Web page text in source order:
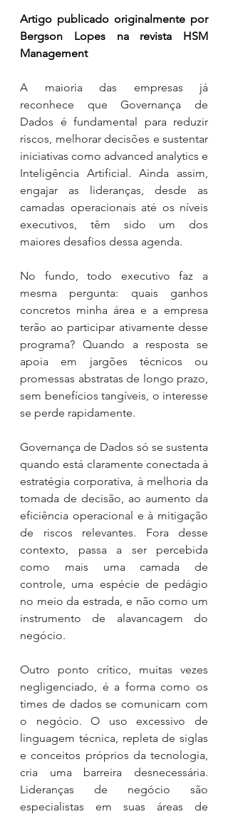
Artigo publicado originalmente por
Bergson Lopes na revista HSM
Management
A maioria das empresas já
reconhece que Governança de
Dados é fundamental para reduzir
riscos, melhorar decisões e sustentar
iniciativas como advanced analytics e
Inteligência Artificial. Ainda assim,
engajar as lideranças, desde as
camadas operacionais até os níveis
executivos, têm sido um dos
maiores desafios dessa agenda.
No fundo, todo executivo faz a
mesma pergunta: quais ganhos
concretos minha área e a empresa
terão ao participar ativamente desse
programa? Quando a resposta se
apoia em jargões técnicos ou
promessas abstratas de longo prazo,
sem benefícios tangíveis, o interesse
se perde rapidamente.
Governança de Dados só se sustenta
quando está claramente conectada à
estratégia corporativa, à melhoria da
tomada de decisão, ao aumento da
eficiência operacional e à mitigação
de riscos relevantes. Fora desse
contexto, passa a ser percebida
como mais uma camada de
controle, uma espécie de pedágio
no meio da estrada, e não como um
instrumento de alavancagem do
negócio.
Outro ponto crítico, muitas vezes
negligenciado, é a forma como os
times de dados se comunicam com
o negócio. O uso excessivo de
linguagem técnica, repleta de siglas
e conceitos próprios da tecnologia,
cria uma barreira desnecessária.
Lideranças de negócio são
especialistas em suas áreas de